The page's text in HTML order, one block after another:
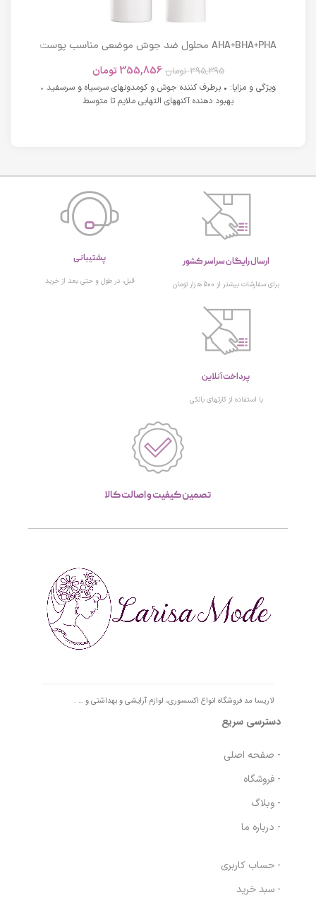
AHA+BHA+PHA محلول ضد جوش موضعی مناسب پوست
395,395 تومان 355,856 تومان
ویژگی و مزایا: • برطرف کننده جوش و کومدونهای سرسیاه و سرسفید •
بهبود دهنده آکنههای التهابی ملایم تا متوسط
ارسال رایگان سراسر کشور
برای سفارشات بیشتر از 500 هزار تومان
پشتیبانی
قبل، در طول و حتی بعد از خرید
پرداخت آنلاین
با استفاده از کارتهای بانکی
تصمین کیفیت و اصالت کالا
لاریسا مد فروشگاه انواع اکسسوری، لوازم آرایشی و بهداشتی و … .
دسترسی سریع
- صفحه اصلی
- فروشگاه
- وبلاگ
- درباره ما
- حساب کاربری
- سبد خرید